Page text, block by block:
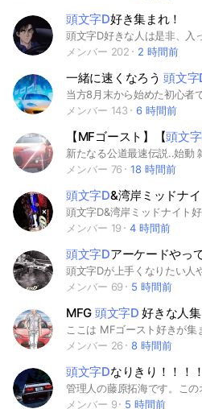
頭文字D好き集まれ！
メンバー 202
2 時間前
一緒に速くなろう頭文字
メンバー 143
6 時間前
【MFゴースト】【頭文
メンバー 76
18 時間前
頭文字D&湾岸ミッドナ
メンバー 19
4 時間前
頭文字Dアーケードやっ
メンバー 69
5 時間前
MFG 頭文字D 好きな人集
メンバー 26
8 時間前
頭文字Dなりきり！！！！
メンバー 9
5 時間前